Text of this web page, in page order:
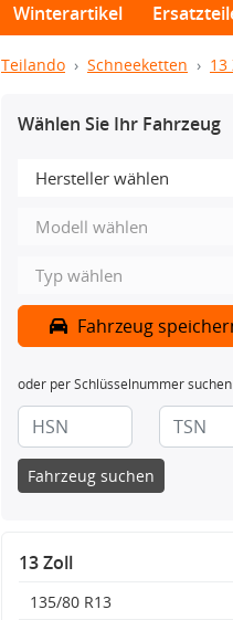
Winterartikel
Teilando Schneeketten 13
Wählen Sie Ihr Fahrzeug
Fahrzeug
oder per Schlüsselnummer suchen
Fahrzeug suchen
13 Zoll
135/80 R13